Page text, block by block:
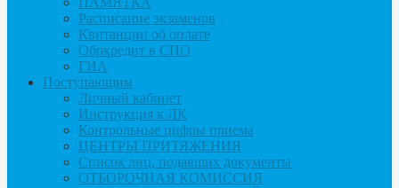
Расписание экзаменов
Квитанции об оплате
Обркредит в СПО
ГИА
Поступающим
Личный кабинет
Инструкция к ЛК
Контрольные цифры приема
ЦЕНТРЫ ПРИТЯЖЕНИЯ
Список лиц, подавших документы
ОТБОРОЧНАЯ КОМИССИЯ